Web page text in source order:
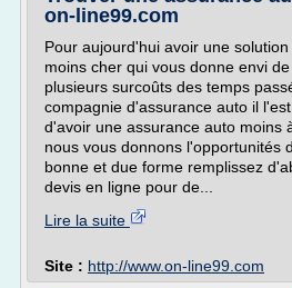
on-line99.com
Pour aujourd'hui avoir une
moins cher qui vous donne envi
plusieurs surcoûts des temps
compagnie d'assurance auto il
d'avoir une assurance auto moins
nous vous donnons l'opportunités
bonne et due forme remplissez
devis en ligne pour de...
Lire la suite
Site : http://www.on-line99.com